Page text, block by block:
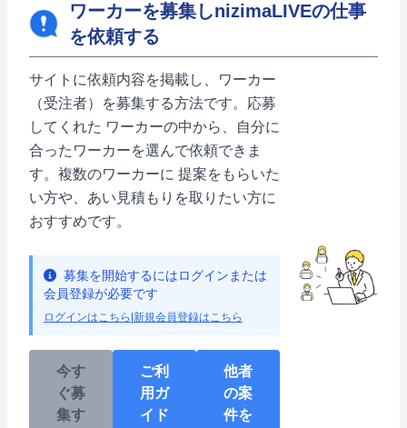
ワーカーを募集しnizimaLIVEの仕事
を依頼する
サイトに依頼内容を掲載し、ワーカー
（受注者）を募集する方法です。応募
してくれた ワーカーの中から、自分に
合ったワーカーを選んで依頼できま
す。複数のワーカーに 提案をもらいた
い方や、あい見積もりを取りたい方に
おすすめです。
募集を開始するにはログインまたは
会員登録が必要です
ログインはこちら 新規会員登録はこちら
今す
ぐ募
集す
ご利
用ガ
イド
他者
の案
件を